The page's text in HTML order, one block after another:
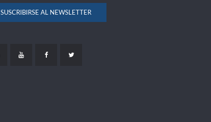
SUSCRIBIRSE AL NEWSLETTER